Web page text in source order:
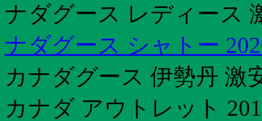
ナダグース レディース
ナダグース シャトー
カナダグース 伊勢丹 激
カナダ アウトレット